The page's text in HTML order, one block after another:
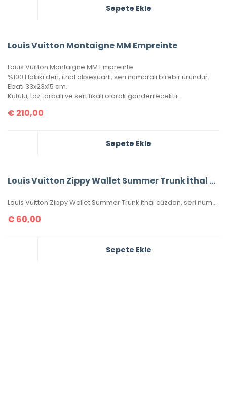
Sepete Ekle
Louis Vuitton Montaigne MM Empreinte
Louis Vuitton Montaigne MM Empreinte
%100 Hakiki deri, ithal aksesuarlı, seri numaralı birebir üründür.
Ebatı 33x23x15 cm.
Kutulu, toz torbalı ve sertifikalı olarak gönderilecektir.
€ 210,00
Sepete Ekle
Louis Vuitton Zippy Wallet Summer Trunk İthal Cüzdan
Louis Vuitton Zippy Wallet Summer Trunk ithal cüzdan, seri numaralı, kutulu, toz torbalı, sertifikalı, ebatı 20x11cm.
€ 60,00
Sepete Ekle